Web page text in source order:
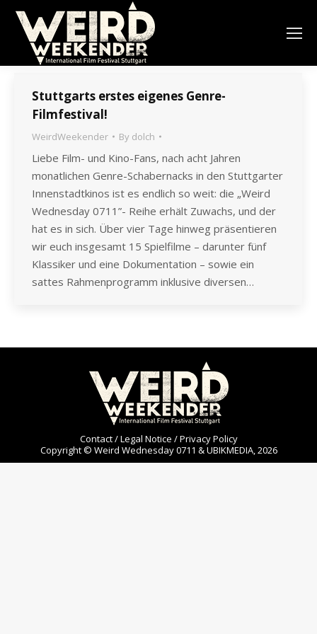
Stuttgarts erstes eigenes Genre-
Filmfestival!
WeirdWeekender By dolch
Liebe Film- und Kino-Fans, nach acht Jahren
monatlichen Genre-Schabernacks in den Stuttgarter
Innenstadtkinos ist es endlich so weit: die „Weird
Wednesday 0711”- Reihe erhält Zuwachs, und der
hat es in sich. Über vier Tage hinweg präsentieren
wir euch insgesamt 15 Spielfilme – darunter fünf
Klassiker und eine Dokumentation – sowie ein
sattes Rahmenprogramm inklusive diversen…
Contact / Legal Notice / Privacy Policy
Copyright © Weird Wednesday 0711 & UBIKMEDIA, 2026